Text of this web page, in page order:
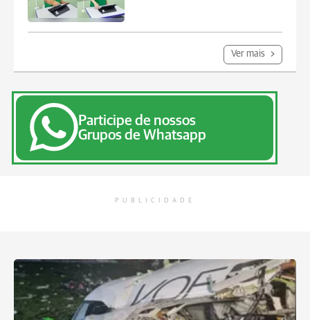
Ver mais
Participe de nossos
Grupos de Whatsapp
PUBLICIDADE